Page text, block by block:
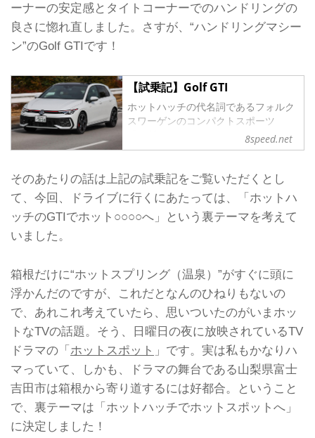
ーナーの安定感とタイトコーナーでのハンドリングの
良さに惚れ直しました。さすが、“ハンドリングマシー
ン”のGolf GTIです！
【試乗記】Golf GTI
ホットハッチの代名詞であるフォルク
スワーゲンのコンパクトスポーツ
「Golf GTI」がマイナーチェンジ。そ
の日本仕様をついに試乗できる日がや
追記
情報を追加し、【ミニ試乗記】から
【試乗記】に変更しました。
フォルクスワーゲンを代表するモデル
Golf GTIもマイナーチェンジにより内
外装をリニューアルし、日本でも2025
年1月に販売が開始されている。
いわゆる“Golf8...
8speed.net
そのあたりの話は上記の試乗記をご覧いただくとし
て、今回、ドライブに行くにあたっては、「ホットハ
ッチのGTIでホット○○○○へ」という裏テーマを考えて
いました。
箱根だけに“ホットスプリング（温泉）”がすぐに頭に
浮かんだのですが、これだとなんのひねりもないの
で、あれこれ考えていたら、思いついたのがいまホッ
トなTVの話題。そう、日曜日の夜に放映されているTV
ドラマの「ホットスポット 」です。実は私もかなりハ
マっていて、しかも、ドラマの舞台である山梨県富士
吉田市は箱根から寄り道するには好都合。ということ
で、裏テーマは「ホットハッチでホットスポットへ」
に決定しました！